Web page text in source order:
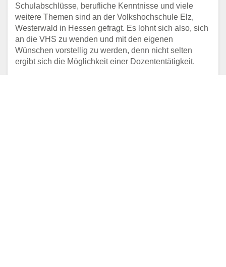
Schulabschlüsse, berufliche Kenntnisse und viele
weitere Themen sind an der Volkshochschule Elz,
Westerwald in Hessen gefragt. Es lohnt sich also, sich
an die VHS zu wenden und mit den eigenen
Wünschen vorstellig zu werden, denn nicht selten
ergibt sich die Möglichkeit einer Dozententätigkeit.